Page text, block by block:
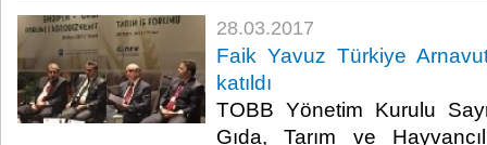
28.03.2017
Faik Yavuz Türkiye
katıldı
TOBB Yönetim Kurulu
Gıda, Tarım ve